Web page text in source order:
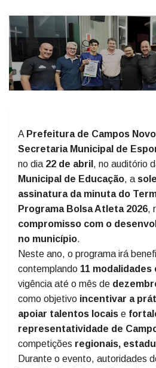
A Prefeitura de Campos
Secretaria Municipal de
no dia 22 de abril , no auditório
Municipal de Educação, a
assinatura da minuta do
Programa Bolsa Atleta 2026,
compromisso com o
no município.
Neste ano, o programa irá
contemplando 11
vigência até o mês de
como objetivo incentivar a
apoiar talentos locais e
representatividade de
competições regionais,
Durante o evento, autoridades